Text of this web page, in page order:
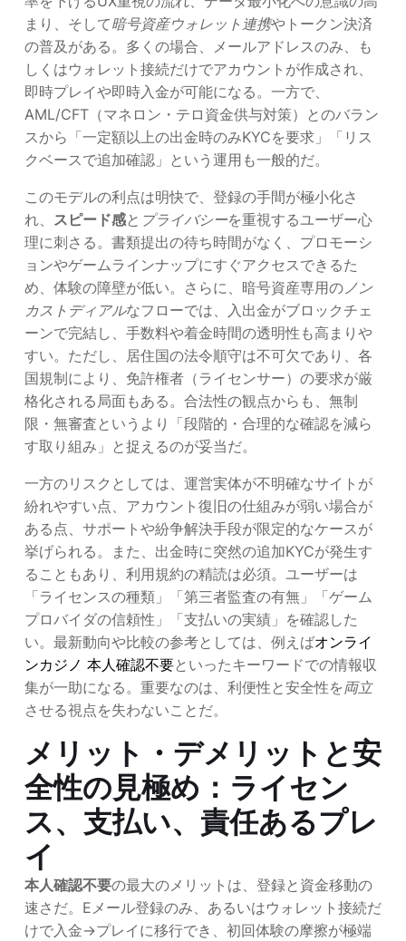
まり、そして暗号資産ウォレット連携やトークン決済
の普及がある。多くの場合、メールアドレスのみ、も
しくはウォレット接続だけでアカウントが作成され、
即時プレイや即時入金が可能になる。一方で、
AML/CFT（マネロン・テロ資金供与対策）とのバラン
スから「一定額以上の出金時のみKYCを要求」「リス
クベースで追加確認」という運用も一般的だ。
このモデルの利点は明快で、登録の手間が極小化さ
れ、 スピード感と プライバシーを重視するユーザー心
理に刺さる。書類提出の待ち時間がなく、プロモーシ
ョンやゲームラインナップにすぐアクセスできるた
め、体験の障壁が低い。さらに、暗号資産専用のノン
カストディアルなフローでは、入出金がブロックチェ
ーンで完結し、手数料や着金時間の透明性も高まりや
すい。ただし、居住国の法令順守は不可欠であり、各
国規制により、免許権者（ライセンサー）の要求が厳
格化される局面もある。合法性の観点からも、無制
限・無審査というより「段階的・合理的な確認を減ら
す取り組み」と捉えるのが妥当だ。
一方のリスクとしては、運営実体が不明確なサイトが
紛れやすい点、アカウント復旧の仕組みが弱い場合が
ある点、サポートや紛争解決手段が限定的なケースが
挙げられる。また、出金時に突然の追加KYCが発生す
ることもあり、利用規約の精読は必須。ユーザーは
「ライセンスの種類」「第三者監査の有無」「ゲーム
プロバイダの信頼性」「支払いの実績」を確認した
い。最新動向や比較の参考としては、例えばオンライ
ンカジノ 本人確認不要といったキーワードでの情報収
集が一助になる。重要なのは、利便性と安全性を両立
させる視点を失わないことだ。
メリット・デメリットと安
全性の見極め：ライセン
ス、支払い、責任あるプレ
イ
本人確認不要の最大のメリットは、登録と資金移動の
速さだ。Eメール登録のみ、あるいはウォレット接続だ
けで入金→プレイに移行でき、初回体験の摩擦が極端